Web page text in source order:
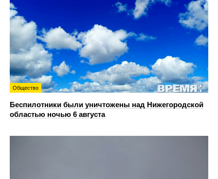
Общество
Беспилотники были уничтожены над Нижегородской
областью ночью 6 августа